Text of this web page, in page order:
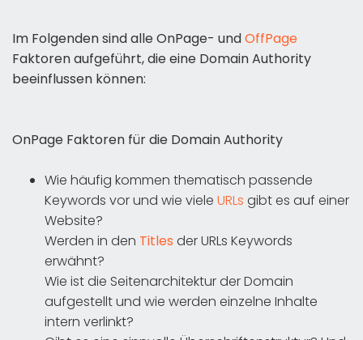
Im Folgenden sind alle OnPage- undOffPage
Faktoren aufgeführt, die eine Domain Authority
beeinflussen können:
OnPage Faktoren für die Domain Authority
Wie häufig kommen thematisch passende
Keywords vor und wie viele URLs gibt es auf einer
Website?
Werden in den Titles der URLs Keywords
erwähnt?
Wie ist die Seitenarchitektur der Domain
aufgestellt und wie werden einzelne Inhalte
intern verlinkt?